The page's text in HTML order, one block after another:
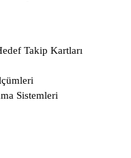
Takip Kartları
Sistemleri